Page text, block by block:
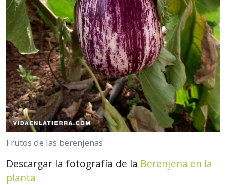
Frutos de las berenjenas
Descargar la fotografía de la Berenjena en la
planta